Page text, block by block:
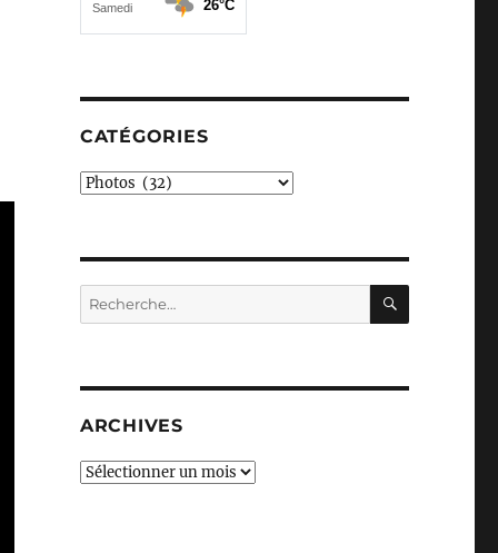
CATÉGORIES
Catégories
Recherche
pour :
ARCHIVES
Archives